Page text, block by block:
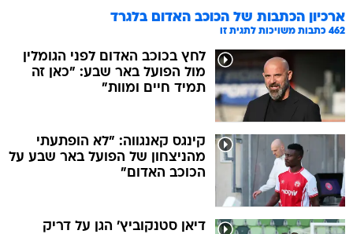
ארכיון הכתבות של הכוכב האדום בלגרד
462 כתבות משויכות לתגית זו
לחץ בכוכב האדום לפני הגומלין
מול הפועל באר שבע: "כאן זה
תמיד חיים ומוות"
קינגס קאנגווה: "לא הופתעתי
מהניצחון של הפועל באר שבע על
הכוכב האדום"
דיאן סטנקוביץ' הגן על דריק